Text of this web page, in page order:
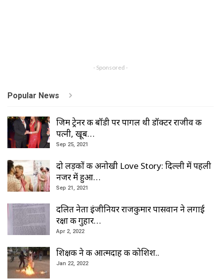
- Sponsored -
Popular News
जिम ट्रेनर की बॉडी पर पागल थी डॉक्टर राजीव की
पत्नी, खूब…
Sep 25, 2021
दो लड़कों की अनोखी Love Story: दिल्ली में पहली
नजर में हुआ…
Sep 21, 2021
दलित नेता इंजीनियर राजकुमार पासवान ने लगाई
रक्षा की गुहार…
Apr 2, 2022
शिक्षक ने की आत्मदाह की कोशिश..
Jan 22, 2022